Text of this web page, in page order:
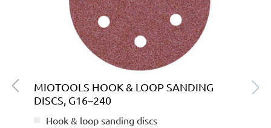
MIOTOOLS HOOK & LOOP SANDING
DISCS, G16–240
Hook & loop sanding discs